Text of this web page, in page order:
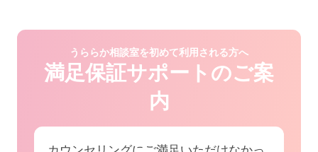
うららか相談室を初めて利用される方へ
満足保証サポートのご案
内